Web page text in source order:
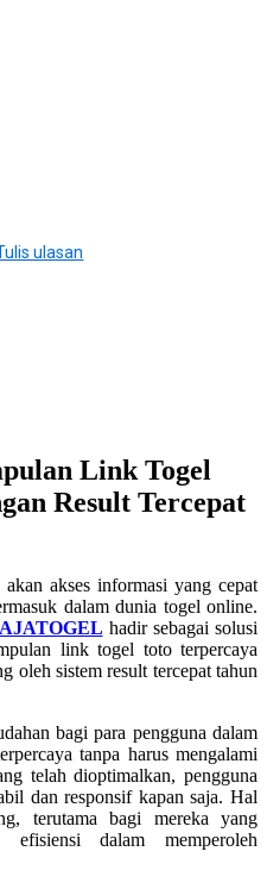
ulasan
Link Togel
Result Tercepat
akses informasi yang cepat
dalam dunia togel online.
hadir sebagai solusi
link togel toto terpercaya
oleh sistem result tercepat tahun
bagi para pengguna dalam
tanpa harus mengalami
telah dioptimalkan, pengguna
dan responsif kapan saja. Hal
terutama bagi mereka yang
efisiensi dalam memperoleh